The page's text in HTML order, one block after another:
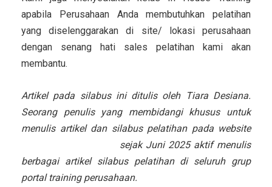
apabila Perusahaan Anda membutuhkan pelatihan
yang diselenggarakan di site/ lokasi perusahaan
dengan senang hati sales pelatihan kami akan
membantu.
Artikel pada silabus ini ditulis oleh Tiara Desiana.
Seorang penulis yang membidangi khusus untuk
menulis artikel dan silabus pelatihan pada website
sejak Juni 2025 aktif menulis
berbagai artikel silabus pelatihan di seluruh grup
portal training perusahaan.